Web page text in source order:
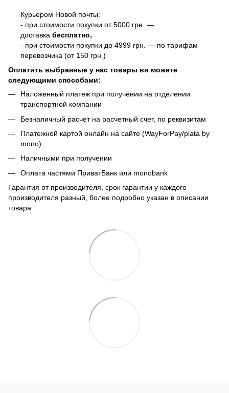
Курьером Новой почты:
- при стоимости покупки от 5000 грн. —
доставка бесплатно,
- при стоимости покупки до 4999 грн. — по тарифам
перевозчика (от 150 грн.)
Оплатить выбранные у нас товары ви можете
следующими способами:
Наложенный платеж при получении на отделении
транспортной компании
Безналичный расчет на расчетный счет, по реквизитам
Платежной картой онлайн на сайте (WayForPay/plata by
mono)
Наличными при получении
Оплата частями ПриватБанк или monobank
Гарантия от производителя, срок гарантии у каждого
производителя разный, более подробно указан в описании
товара